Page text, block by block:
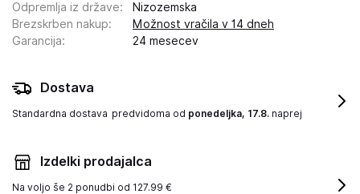
Odpremlja iz države:
Nizozemska
Brezskrben nakup:
Možnost vračila v 14 dneh
Garancija: 24 mesecev
Dostava
Standardna dostava predvidoma od ponedeljka, 17.8. naprej
Izdelki prodajalca
Na voljo še 2 ponudbi od 127.99 €